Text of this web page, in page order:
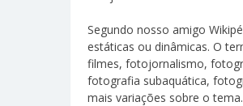
Segundo nosso amigo
estáticas ou dinâmicas. O
filmes, fotojornalismo,
fotografia subaquática,
mais variações sobre o tema.